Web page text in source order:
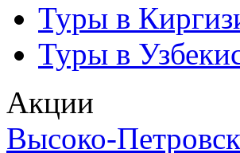
Туры в
Туры в
Акции
Высоко-